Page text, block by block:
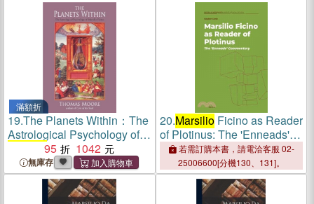
滿額折
19.The Planets Within：The
Astrological Psychology of
MarsilioFicino
95 1042
無庫存
20.MarsilioFicino as Reader
of Plotinus: The 'Enneads'
Commentary
若需訂購本書，請電洽客服 02-
25006600[分機130、131]。